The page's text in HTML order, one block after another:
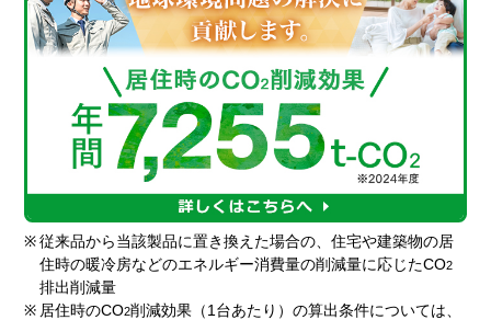
※ 従来品から当該製品に置き換えた場合の、住宅や建築物の居
住時の暖冷房などのエネルギー消費量の削減量に応じたCO2
排出削減量
※ 居住時のCO2削減効果（1台あたり）の算出条件については、